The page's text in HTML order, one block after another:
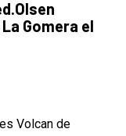
Gomera el
Volcan de